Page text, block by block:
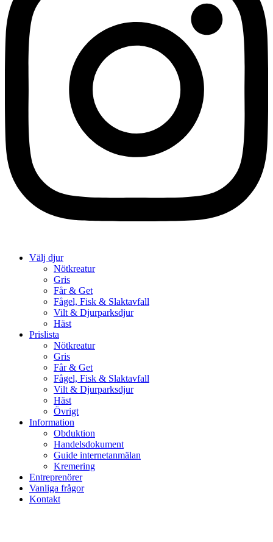
Välj djur
Nötkreatur
Gris
Får & Get
Fågel, Fisk & Slaktavfall
Vilt & Djurparksdjur
Häst
Prislista
Nötkreatur
Gris
Får & Get
Fågel, Fisk & Slaktavfall
Vilt & Djurparksdjur
Häst
Övrigt
Information
Obduktion
Handelsdokument
Guide internetanmälan
Kremering
Entreprenörer
Vanliga frågor
Kontakt